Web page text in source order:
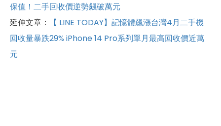
保值！二手回收價逆勢飆破萬元
延伸文章：
【 LINE TODAY】記憶體飆漲台灣4月二手機
回收量暴跌29% iPhone 14 Pro系列單月最高回收價近萬
元